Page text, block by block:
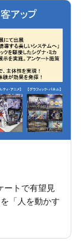
ートで有望見
「人を動かす